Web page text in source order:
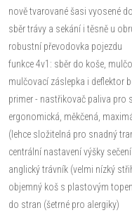
nově tvarované šasi vyosené
sběr trávy a sekání i těsně u
robustní převodovka pojezdu
funkce 4v1: sběr do koše,
mulčovací záslepka i deflektor
primer - nastřikovač paliva pro
ergonomická, měkčená,
(lehce složitelná pro snadný
centrální nastavení výšky
anglický trávník (velmi nízký
objemný koš s plastovým
do stran (šetrné pro alergiky)